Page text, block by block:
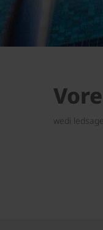
wedi